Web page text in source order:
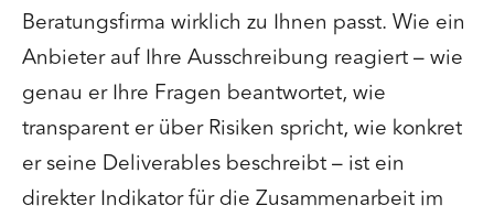
Beratungsfirma wirklich zu Ihnen passt. Wie ein
Anbieter auf Ihre Ausschreibung reagiert – wie
genau er Ihre Fragen beantwortet, wie
transparent er über Risiken spricht, wie konkret
er seine Deliverables beschreibt – ist ein
direkter Indikator für die Zusammenarbeit im